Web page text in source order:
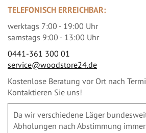
TELEFONISCH ERREICHBAR:
werktags 7:00 - 19:00 Uhr
samstags 9:00 - 13:00 Uhr
0441-361 300 01
service@woodstore24.de
Kostenlose Beratung vor Ort nach
Kontaktieren Sie uns!
Da wir verschiedene Läger
Abholungen nach Abstimmung